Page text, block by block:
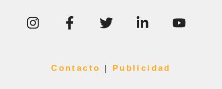
Contacto | Publicidad